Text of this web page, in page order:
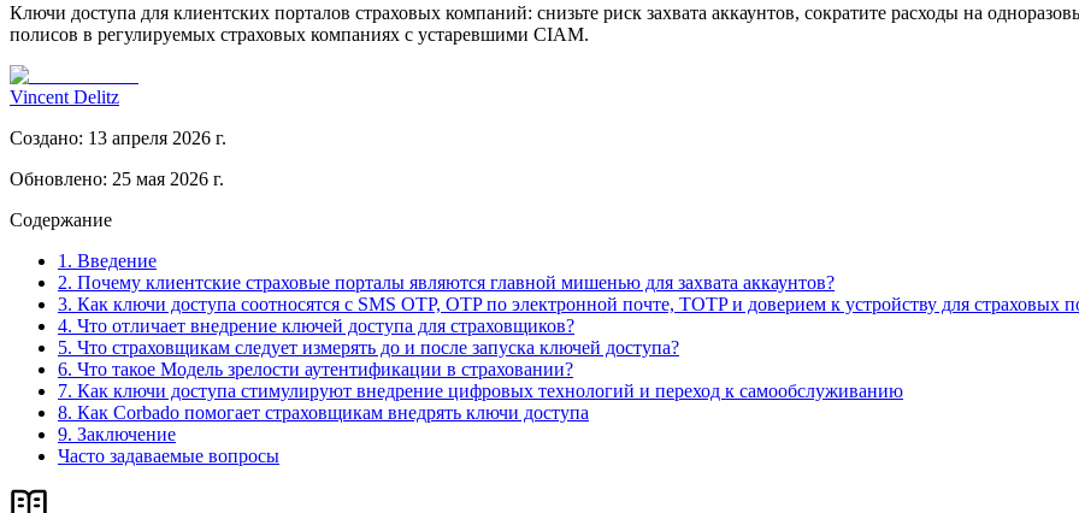
Ключи доступа для клиентских порталов страховых компаний: снизьте риск захвата аккаунтов, сократите расходы на
полисов в регулируемых страховых компаниях с устаревшими CIAM.
Vincent Delitz
Создано: 13 апреля 2026 г.
Обновлено: 25 мая 2026 г.
Содержание
1. Введение
2. Почему клиентские страховые порталы являются главной мишенью для захвата аккаунтов?
3. Как ключи доступа соотносятся с SMS OTP, OTP по электронной почте, TOTP и доверием к устройству для страховых
4. Что отличает внедрение ключей доступа для страховщиков?
5. Что страховщикам следует измерять до и после запуска ключей доступа?
6. Что такое Модель зрелости аутентификации в страховании?
7. Как ключи доступа стимулируют внедрение цифровых технологий и переход к самообслуживанию
8. Как Corbado помогает страховщикам внедрять ключи доступа
9. Заключение
Часто задаваемые вопросы